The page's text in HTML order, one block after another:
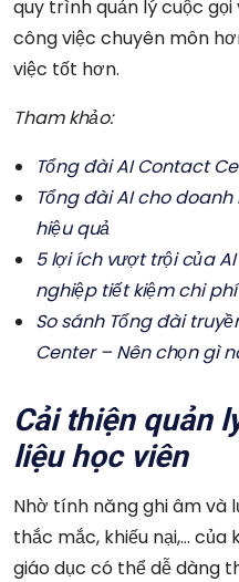
quy trình quản lý cuộc
công việc chuyên môn
việc tốt hơn.
Tham khảo:
Tổng đài AI Contact
Tổng đài AI cho
hiệu quả
5 lợi ích vượt trội của
nghiệp tiết kiệm chi
So sánh Tổng đài
Center – Nên chọn gì
Cải thiện quản
liệu học viên
Nhờ tính năng ghi âm và
thắc mắc, khiếu nại,…
giáo dục có thể dễ dàng